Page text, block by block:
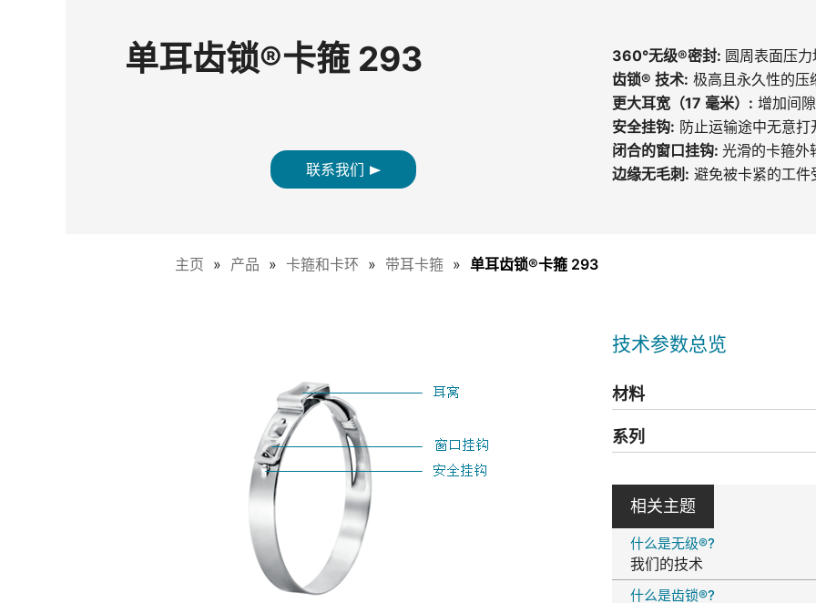
单耳齿锁®卡箍 293
联系我们
360°无级®密封: 圆周表面压
齿锁® 技术: 极高且永久性的压
更大耳宽（17 毫米）: 增加间
安全挂钩: 防止运输途中无意打
闭合的窗口挂钩: 光滑的卡箍外
边缘无毛刺: 避免被卡紧的工件
主页 产品 卡箍和卡环 带耳卡箍 单耳齿锁®卡箍 293
技术参数总览
材料
系列
相关主题
什么是无级®?
我们的技术
什么是齿锁®?